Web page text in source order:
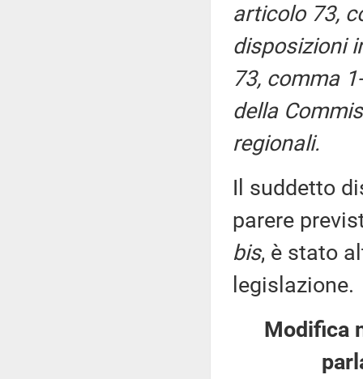
articolo 73,
disposizioni
73, comma
della
regionali.
Il suddetto
parere
bis, è stato
legislazione.
Modifica